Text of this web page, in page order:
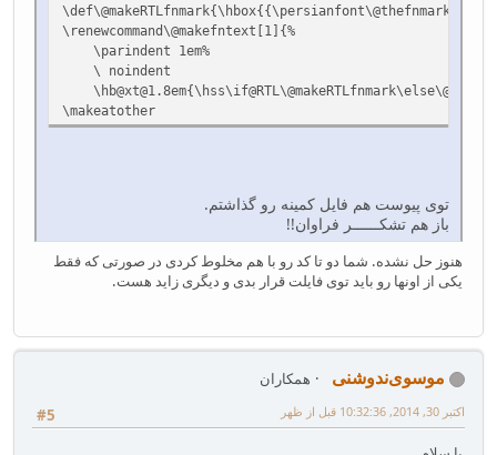
\renewcommand\@makefntext[1]{%
\parindent 1em%
\ noindent
\makeatother
توی پیوست هم فایل کمینه رو گذاشتم.
باز هم تشکــــــر فراوان!!
هنوز حل نشده. شما دو تا کد رو با هم مخلوط کردی در صورتی که فقط
یکی از اونها رو باید توی فایلت قرار بدی و دیگری زاید هست.
موسوی‌ندوشنی
همکاران
#5
اکتبر 30, 2014, 10:32:36 قبل از ظهر